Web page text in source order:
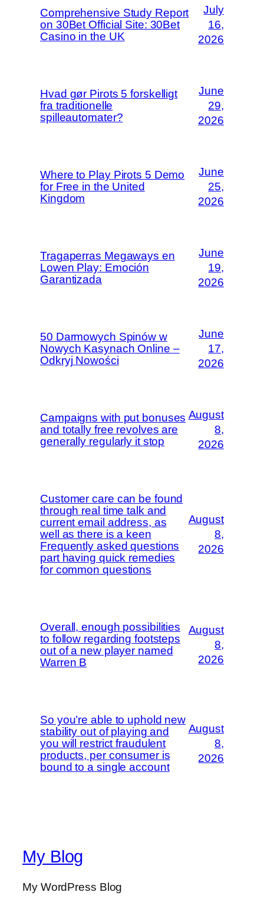
Comprehensive Study Report
on 30Bet Official Site: 30Bet
Casino in the UK
July
16,
2026
Hvad gør Pirots 5 forskelligt
fra traditionelle
spilleautomater?
June
29,
2026
Where to Play Pirots 5 Demo
for Free in the United
Kingdom
June
25,
2026
Tragaperras Megaways en
Lowen Play: Emoción
Garantizada
June
19,
2026
50 Darmowych Spinów w
Nowych Kasynach Online –
Odkryj Nowości
June
17,
2026
Campaigns with put bonuses
and totally free revolves are
generally regularly it stop
August
8,
2026
Customer care can be found
through real time talk and
current email address, as
well as there is a keen
Frequently asked questions
part having quick remedies
for common questions
August
8,
2026
Overall, enough possibilities
to follow regarding footsteps
out of a new player named
Warren B
August
8,
2026
So you’re able to uphold new
stability out of playing and
you will restrict fraudulent
products, per consumer is
bound to a single account
August
8,
2026
My Blog
My WordPress Blog